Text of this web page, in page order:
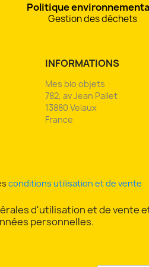
Politique
Gestion des déchets
INFORMATIONS
Mes bio objets
782, av Jean Pallet
13880 Velaux
France
conditions utilisation et de vente
d'utilisation et de vente
personnelles.